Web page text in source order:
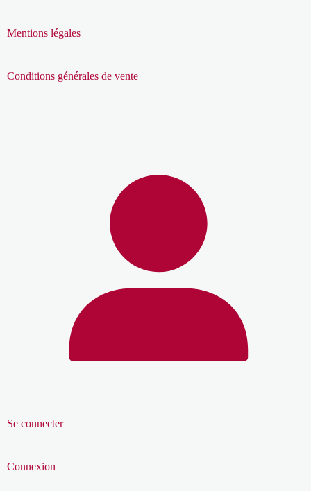
Mentions légales
Conditions générales de vente
Se connecter
Connexion